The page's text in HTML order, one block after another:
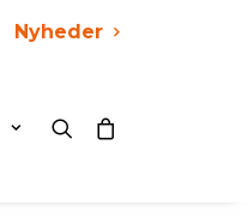
Nyheder